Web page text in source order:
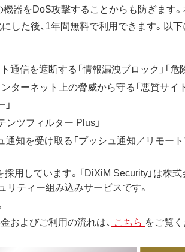
器をDoS攻撃することからも防ぎます
した後、1年間無料で利用できます。以
信を遮断する「情報漏洩ブロック」「
ターネット上の脅威から守る「悪質サイ
ツフィルター Plus」
知を受け取る「プッシュ通知／リモート
用しています。「DiXiM Security」は株
ティー組み込みサービスです。
およびご利用の流れは、 こちら をご覧